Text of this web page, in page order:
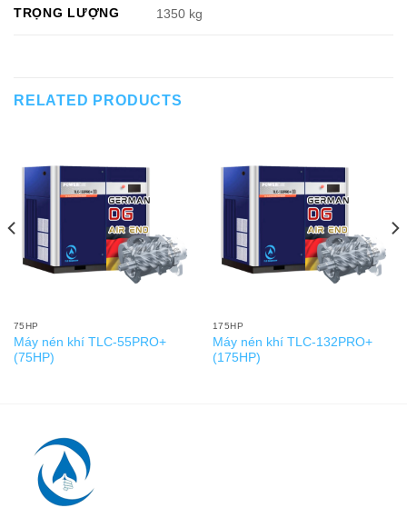
TRỌNG LƯỢNG 1350 kg
RELATED PRODUCTS
75HP
Máy nén khí TLC-55PRO+
(75HP)
175HP
Máy nén khí TLC-132PRO+
(175HP)